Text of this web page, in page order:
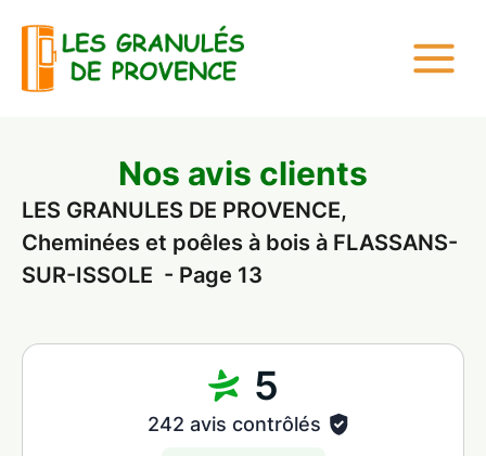
LES GRANULES DE PROVENCE,
Cheminées et poêles à bois à FLASSANS-
SUR-ISSOLE - Page 13
Nos avis clients
5
242 avis contrôlés